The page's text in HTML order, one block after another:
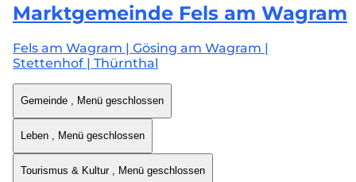
Marktgemeinde Fels am Wagram
Fels am Wagram | Gösing am Wagram |
Stettenhof | Thürnthal
Gemeinde , Menü geschlossen
Leben , Menü geschlossen
Tourismus & Kultur , Menü geschlossen